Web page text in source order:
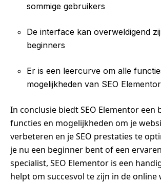
sommige gebruikers
De interface kan overweldigend
beginners
Er is een leercurve om alle
mogelijkheden van SEO
In conclusie biedt SEO Elementor een
functies en mogelijkheden om je
verbeteren en je SEO prestaties te
je nu een beginner bent of een
specialist, SEO Elementor is een
helpt om succesvol te zijn in de online